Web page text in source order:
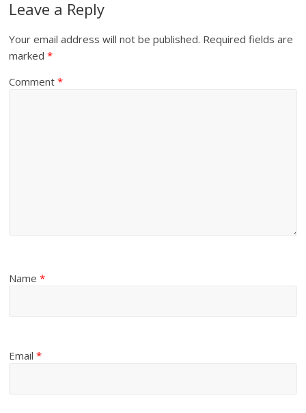
Leave a Reply
Your email address will not be published. Required fields are
marked*
Comment*
Name*
Email*